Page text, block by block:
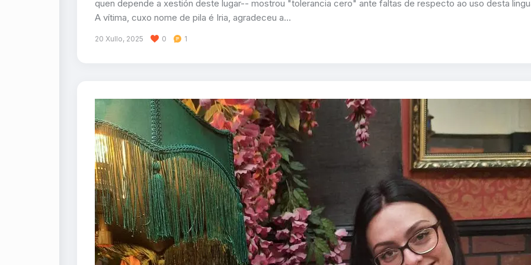
quen depende a xestión deste lugar-- mostrou "tolerancia cero" ante faltas de respecto ao uso desta
A vítima, cuxo nome de pila é Iria, agradeceu a…
20 Xullo, 2025 0 1